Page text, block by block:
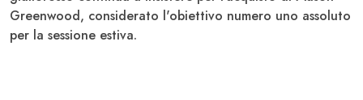
Greenwood, considerato l'obiettivo numero uno assoluto
per la sessione estiva.